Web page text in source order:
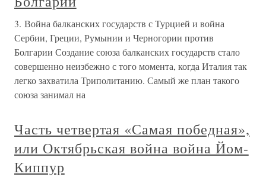
3. Война балканских государств с Турцией и война
Сербии, Греции, Румынии и Черногории против
Болгарии Создание союза балканских государств стало
совершенно неизбежно с того момента, когда Италия так
легко захватила Триполитанию. Самый же план такого
союза занимал на
Часть четвертая «Самая победная»,
или Октябрьская война война Йом-
Киппур